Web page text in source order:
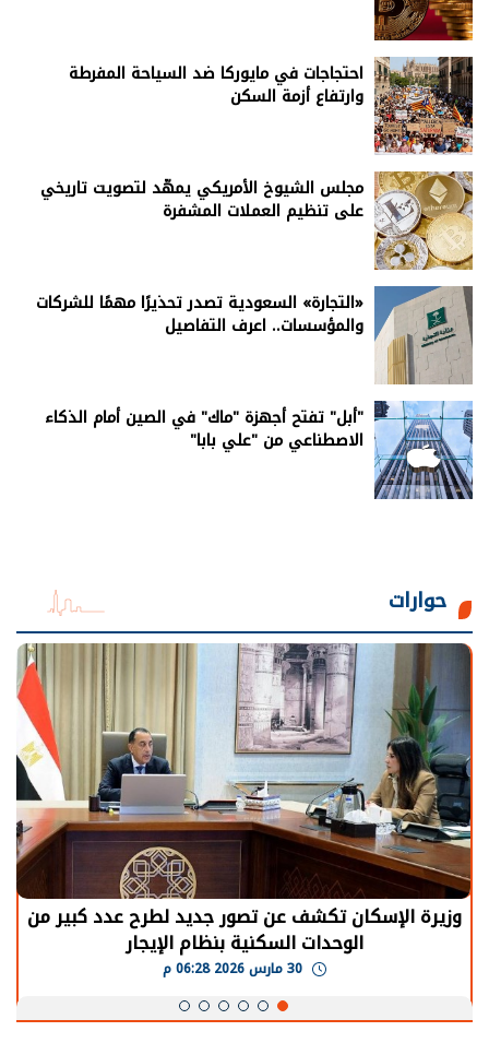
احتجاجات في مايوركا ضد السياحة المفرطة
وارتفاع أزمة السكن
مجلس الشيوخ الأمريكي يمهّد لتصويت تاريخي
على تنظيم العملات المشفرة
«التجارة» السعودية تصدر تحذيرًا مهمًا للشركات
والمؤسسات.. اعرف التفاصيل
"أبل" تفتح أجهزة "ماك" في الصين أمام الذكاء
الاصطناعي من "علي بابا"
حوارات
الرئيس السيسي: توقف الأنشطة في قطاع الطاقة
يحتاج إلى سنوات لعودة معدلات الإنتاج الطبيعية